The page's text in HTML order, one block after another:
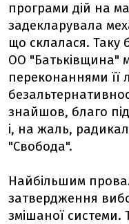
програми дій на
задекларувала
що склалася. Таку
ОО "Батьківщина"
переконаннями її
знайшов, благо
і, на жаль,
"Свобода".
Найбільшим
затвердження
змішаної системи.